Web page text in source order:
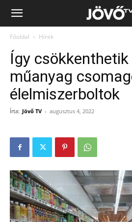
Jövő
Főoldal Hírek
Így
műanyag
élelmiszerboltok
Írta: Jövő TV - augusztus 4, 2022